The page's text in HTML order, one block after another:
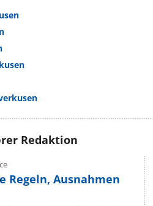
Redaktion
Regeln, Ausnahmen